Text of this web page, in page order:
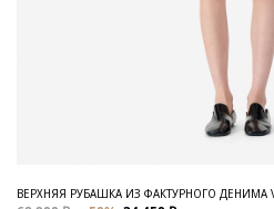
ВЕРХНЯЯ РУБАШКА ИЗ ФАКТУРНОГО ДЕНИМА